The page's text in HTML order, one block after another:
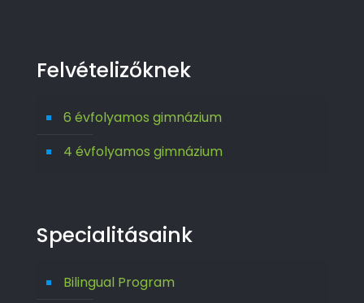
Felvételizőknek
6 évfolyamos gimnázium
4 évfolyamos gimnázium
Specialitásaink
Bilingual Program